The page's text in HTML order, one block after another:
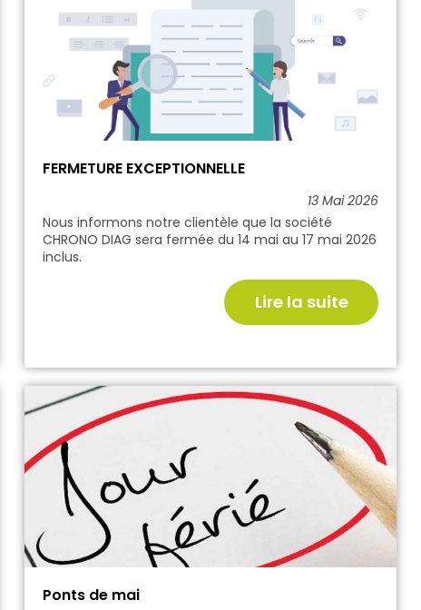
FERMETURE EXCEPTIONNELLE
13 Mai 2026
Nous informons notre clientèle que la société
CHRONO DIAG sera fermée du 14 mai au 17 mai 2026
inclus.
Lire la suite
Ponts de mai